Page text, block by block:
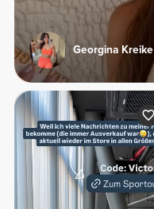
Georgina Kreike